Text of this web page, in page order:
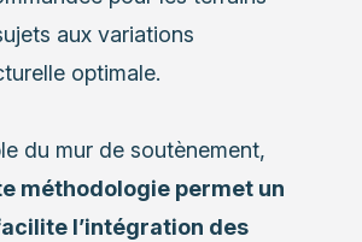
aux variations
optimale.
du mur de soutènement,
méthodologie permet un
l’intégration des